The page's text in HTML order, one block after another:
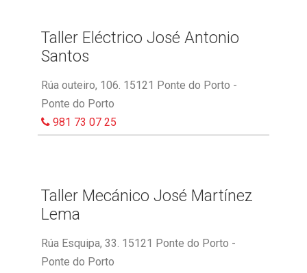
Taller Eléctrico José Antonio
Santos
Rúa outeiro, 106. 15121 Ponte do Porto -
Ponte do Porto
981 73 07 25
Taller Mecánico José Martínez
Lema
Rúa Esquipa, 33. 15121 Ponte do Porto -
Ponte do Porto